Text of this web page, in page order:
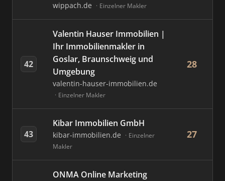
wippach.de Einzelner Makler
42
Valentin Hauser Immobilien |
Ihr Immobilienmakler in
Goslar, Braunschweig und
Umgebung
valentin-hauser-immobilien.de
Einzelner Makler
28
43
Kibar Immobilien GmbH
kibar-immobilien.de
Einzelner
Makler
27
ONMA Online Marketing